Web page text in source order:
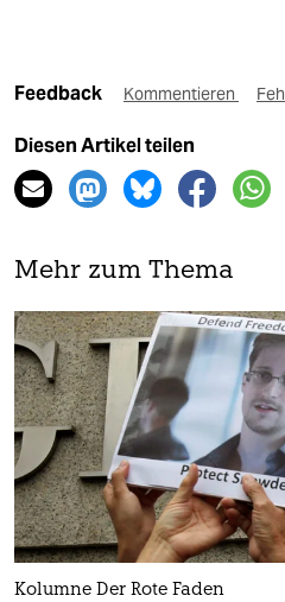
Feedback Kommentieren
Diesen Artikel teilen
Mehr zum Thema
Kolumne Der Rote Faden